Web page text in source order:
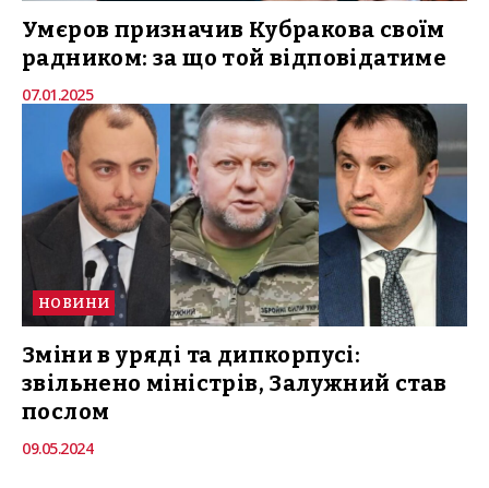
Умєров призначив Кубракова своїм
радником: за що той відповідатиме
07.01.2025
НОВИНИ
Зміни в уряді та дипкорпусі:
звільнено міністрів, Залужний став
послом
09.05.2024